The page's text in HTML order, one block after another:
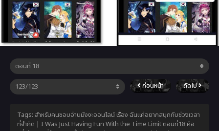
ก่อนหน้า ถัดไป
Tags: สำหรับคนชอบอ่านมังงะออนไลน์ เรื่อง ฉันแค่อยากสนุกกับช่วงเวลา
ที่จำกัด | I Was Just Having Fun With the Time Limit ตอนที่18 คือ